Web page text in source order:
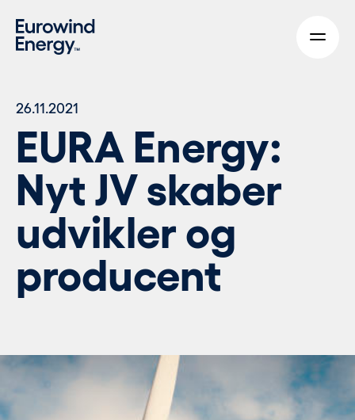
26.11.2021
EURA Energy:
Nyt JV skaber
udvikler og
producent